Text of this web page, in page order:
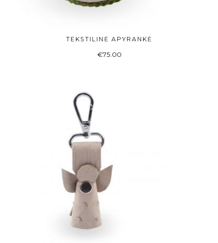
ADD TO BASKET
TEKSTILINĖ APYRANKĖ
€75.00